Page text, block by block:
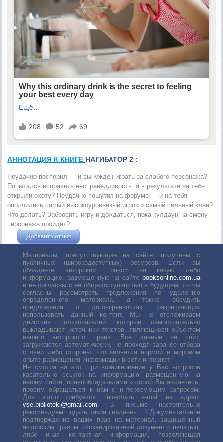
АННОТАЦИЯ К КНИГЕ НАГИБАТОР 2 :
Неудачно поспорил — и вынужден играть за слабого персонажа?
Попытался исправить несправедливость, а в результате на тебя
открыли охоту? Неудачно пошутил на форуме — и на тебя
ополчились самый высокоуровневый игрок и самый сильный клан?
Что делать? Забросить игру и дождаться, пока кулдаун на смену
персонажа пройдет?
Добавить отзыв
Материалы, присутствующие на сайте, получены с
публичных (широкодоступных) ресурсов. Если вы
обладаете авторским правом на какую либо
информацию, размещенную на сайте booksonline.com.ua
и не согласны с её общедоступностью в будущем, то мы
согласны рассмотреть предложения по удалению
определенного материала, а также обсудить
предложения о договоренностях, разрешающих
использовать данный контент. Мы не отслеживаем
действия пользователей, которые самостоятельно
выкладывают источники текстов, являющиеся объектом
вашего авторского права. Все данные на сайт,
загружаются автоматически, не проходя заранее отбора
с чьей либо стороны, что является нормой в мировом
опыте размещения информации в сети интернет.
Не смотря на это, при возникновении у Вас вопросов
касательно ссылок на информацию, размещенную на
нашем сайте, правообладателями которой Вы являетесь,
просим обращаться к нам с интересующим запросом.
Для этого требуется переслать е-mail на адрес:
vse.biblioteki@gmail.com. В письме настоятельно
рекомендуем подать такие сведения : 1.Документальное
подтверждение ваших прав на материал, защищённый
авторским правом: отсканированный документ с печатью,
либо иная контактная информация, позволяющая